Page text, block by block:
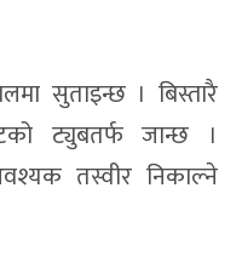
सुताइन्छ । बिस्तारै
ट्युबतर्फ जान्छ ।
तस्वीर निकाल्ने